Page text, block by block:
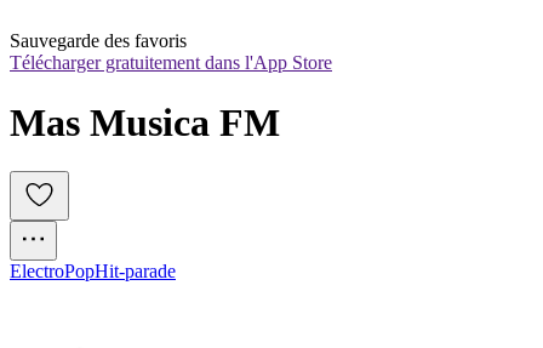
Sauvegarde des favoris
Télécharger gratuitement dans l'App Store
Mas Musica FM
ElectroPopHit-parade